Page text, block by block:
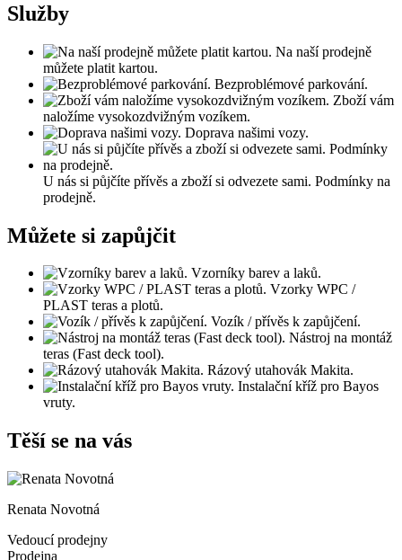
Služby
Na naší prodejně
můžete platit kartou.
Bezproblémové parkování.
Zboží vám
naložíme vysokozdvižným vozíkem.
Doprava našimi vozy.
U nás si půjčíte přívěs a zboží si odvezete sami. Podmínky na
prodejně.
Můžete si zapůjčit
Vzorníky barev a laků.
Vzorky WPC /
PLAST teras a plotů.
Vozík / přívěs k zapůjčení.
Nástroj na montáž
teras (Fast deck tool).
Rázový utahovák Makita.
Instalační kříž pro Bayos
vruty.
Těší se na vás
Renata Novotná
Vedoucí prodejny
Prodejna